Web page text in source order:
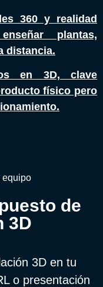
360 y realidad
plantas,
distancia.
en 3D, clave
físico pero
equipo
de
3D
3D en tu
o presentación